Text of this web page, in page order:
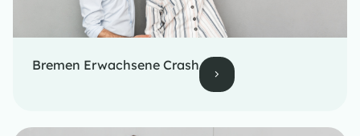
Bremen Erwachsene Crash